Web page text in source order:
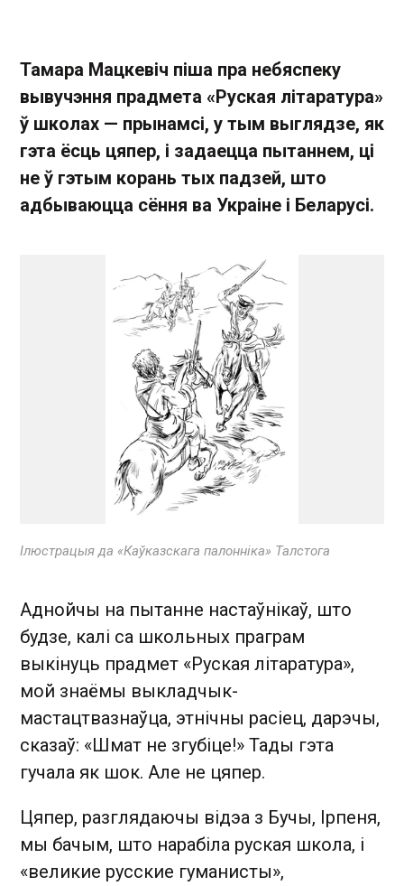
Тамара Мацкевіч піша пра небяспеку
вывучэння прадмета «Руская літаратура»
ў школах — прынамсі, у тым выглядзе, як
гэта ёсць цяпер, і задаецца пытаннем, ці
не ў гэтым корань тых падзей, што
адбываюцца сёння ва Украіне і Беларусі.
Ілюстрацыя да «Каўказскага палонніка» Талстога
Аднойчы на пытанне настаўнікаў, што
будзе, калі са школьных праграм
выкінуць прадмет «Руская літаратура»,
мой знаёмы выкладчык-
мастацтвазнаўца, этнічны расіец, дарэчы,
сказаў: «Шмат не згубіце!» Тады гэта
гучала як шок. Але не цяпер.
Цяпер, разглядаючы відэа з Бучы, Ірпеня,
мы бачым, што нарабіла руская школа, і
«великие русские гуманисты»,